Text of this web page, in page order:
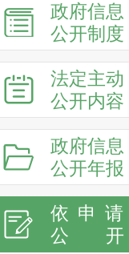
政府信息
公开制度
法定主动
公开内容
政府信息
公开年报
依申请
公
开